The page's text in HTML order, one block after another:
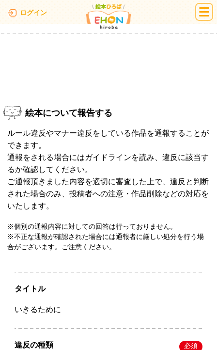
ログイン 絵本ひろば
絵本について報告する
ルール違反やマナー違反をしている作品を通報することが
できます。
通報をされる場合にはガイドラインを読み、違反に該当す
るか確認してください。
ご通報頂きました内容を適切に審査した上で、違反と判断
された場合のみ、投稿者への注意・作品削除などの対応を
いたします。
※個別の通報内容に対しての回答は行っておりません。
※不正な通報が確認された場合には通報者に厳しい処分を行う場
合がございます。ご注意ください。
タイトル
いきるために
違反の種類 必須